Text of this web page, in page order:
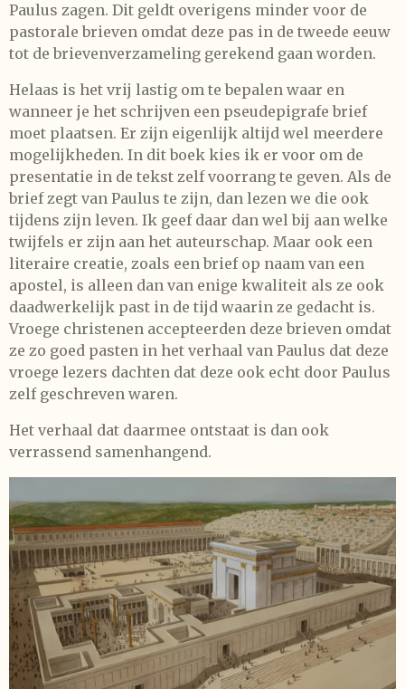
Paulus zagen. Dit geldt overigens minder voor de
pastorale brieven omdat deze pas in de tweede eeuw
tot de brievenverzameling gerekend gaan worden.
Helaas is het vrij lastig om te bepalen waar en
wanneer je het schrijven een pseudepigrafe brief
moet plaatsen. Er zijn eigenlijk altijd wel meerdere
mogelijkheden. In dit boek kies ik er voor om de
presentatie in de tekst zelf voorrang te geven. Als de
brief zegt van Paulus te zijn, dan lezen we die ook
tijdens zijn leven. Ik geef daar dan wel bij aan welke
twijfels er zijn aan het auteurschap. Maar ook een
literaire creatie, zoals een brief op naam van een
apostel, is alleen dan van enige kwaliteit als ze ook
daadwerkelijk past in de tijd waarin ze gedacht is.
Vroege christenen accepteerden deze brieven omdat
ze zo goed pasten in het verhaal van Paulus dat deze
vroege lezers dachten dat deze ook echt door Paulus
zelf geschreven waren.
Het verhaal dat daarmee ontstaat is dan ook
verrassend samenhangend.